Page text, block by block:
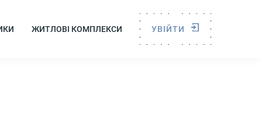
ЖИТЛОВІ КОМПЛЕКСИ УВІЙТИ